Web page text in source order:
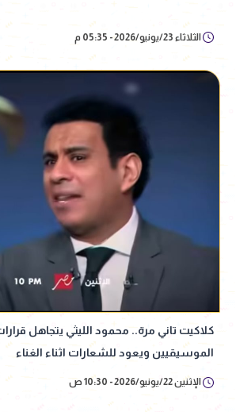
الثلاثاء 23/يونيو/2026 - 05:35 م
كلاكيت تاني مرة.. محمود الليثي يتجاهل
الموسيقيين ويعود للشعارات اثناء الغناء
الإثنين 22/يونيو/2026 - 10:30 ص